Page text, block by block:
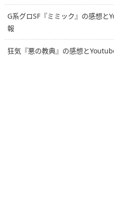
G系グロSF『ミミック』の感想
報
狂気『悪の教典』の感想と